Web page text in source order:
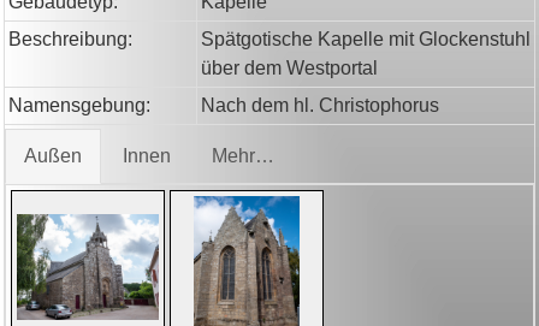
Beschreibung:
Spätgotische Kapelle mit Glockenstuhl
über dem Westportal
Namensgebung:
Nach dem hl. Christophorus
Außen Innen Mehr…